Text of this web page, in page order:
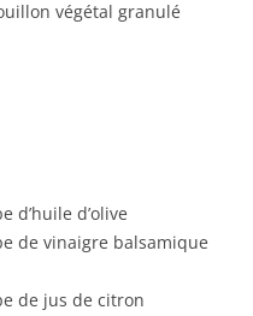
végétal granulé
d’huile d’olive
de vinaigre balsamique
de jus de citron